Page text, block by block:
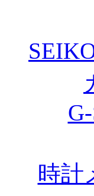
時計